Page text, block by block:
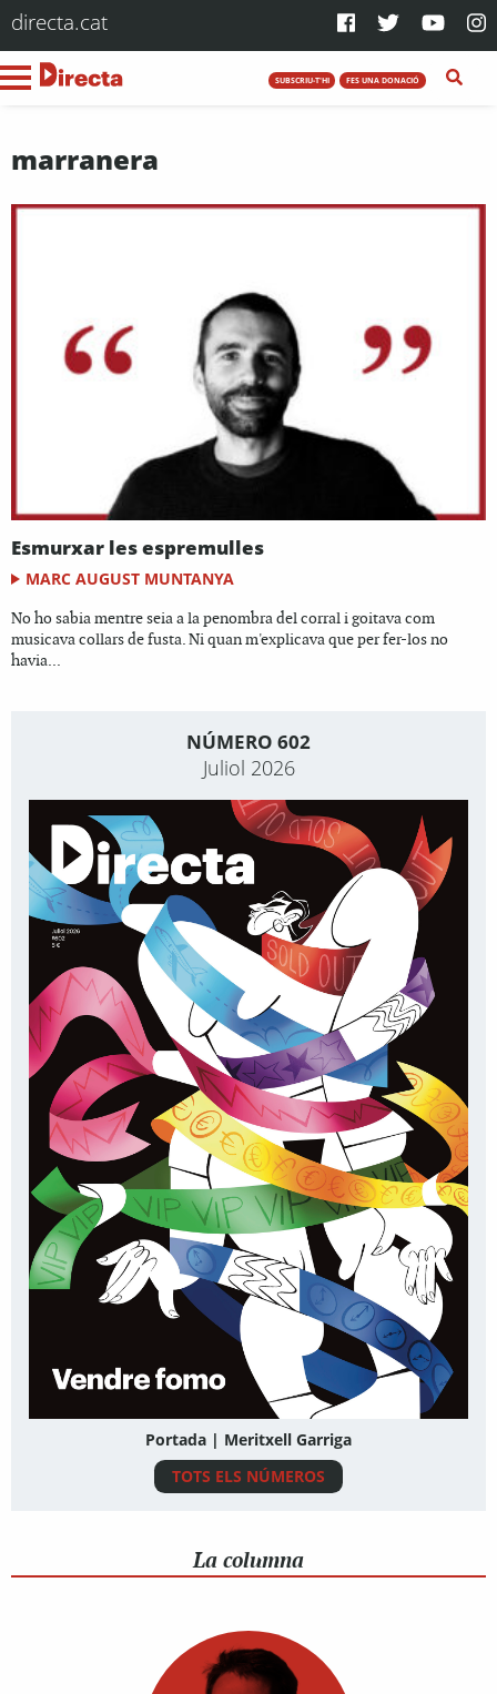
directa.cat
SUBSCRIU-T'HI FES UNA DONACIÓ
marranera
Esmurxar les espremulles
MARC AUGUST MUNTANYA
No ho sabia mentre seia a la penombra del corral i goitava com
musicava collars de fusta. Ni quan m'explicava que per fer-los no
havia...
NÚMERO 602
Juliol 2026
Portada | Meritxell Garriga
TOTS ELS NÚMEROS
La columna